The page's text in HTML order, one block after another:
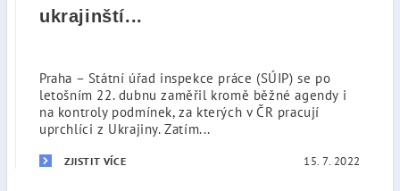
ukrajinští...
Praha – Státní úřad inspekce práce (SÚIP) se po
letošním 22. dubnu zaměřil kromě běžné agendy i
na kontroly podmínek, za kterých v ČR pracují
uprchlíci z Ukrajiny. Zatím...
ZJISTIT VÍCE 15. 7. 2022